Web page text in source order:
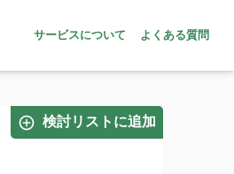
サービスについて よくある質問
検討リストに追加